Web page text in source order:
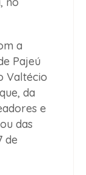
a
Pajeú
Valtécio
da
e
das
de